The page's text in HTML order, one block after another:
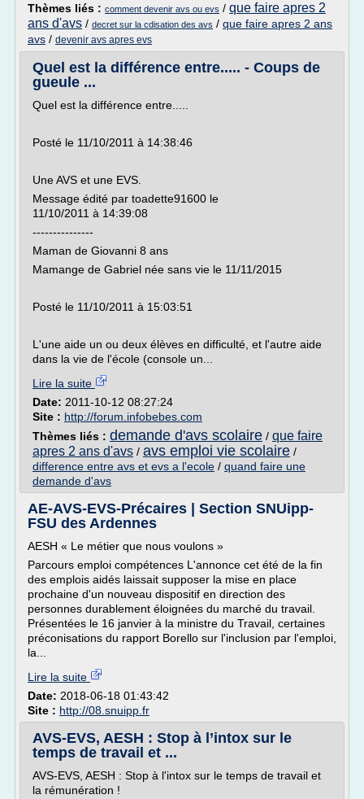
Thèmes liés : comment devenir avs ou evs / que faire apres 2
ans d'avs / decret sur la cdisation des avs / que faire apres 2 ans
avs / devenir avs apres evs
Quel est la différence entre..... - Coups de
gueule ...
Quel est la différence entre.....
Posté le 11/10/2011 à 14:38:46
Une AVS et une EVS.
Message édité par toadette91600 le
11/10/2011 à 14:39:08
---------------
Maman de Giovanni 8 ans
Mamange de Gabriel née sans vie le 11/11/2015
Posté le 11/10/2011 à 15:03:51
L'une aide un ou deux élèves en difficulté, et l'autre aide
dans la vie de l'école (console un...
Lire la suite
Date: 2011-10-12 08:27:24
Site : http://forum.infobebes.com
Thèmes liés : demande d'avs scolaire / que faire
apres 2 ans d'avs / avs emploi vie scolaire /
difference entre avs et evs a l'ecole / quand faire une
demande d'avs
AE-AVS-EVS-Précaires | Section SNUipp-
FSU des Ardennes
AESH « Le métier que nous voulons »
Parcours emploi compétences L'annonce cet été de la fin
des emplois aidés laissait supposer la mise en place
prochaine d'un nouveau dispositif en direction des
personnes durablement éloignées du marché du travail.
Présentées le 16 janvier à la ministre du Travail, certaines
préconisations du rapport Borello sur l'inclusion par l'emploi,
la...
Lire la suite
Date: 2018-06-18 01:43:42
Site : http://08.snuipp.fr
AVS-EVS, AESH : Stop à l’intox sur le
temps de travail et ...
AVS-EVS, AESH : Stop à l'intox sur le temps de travail et
la rémunération !